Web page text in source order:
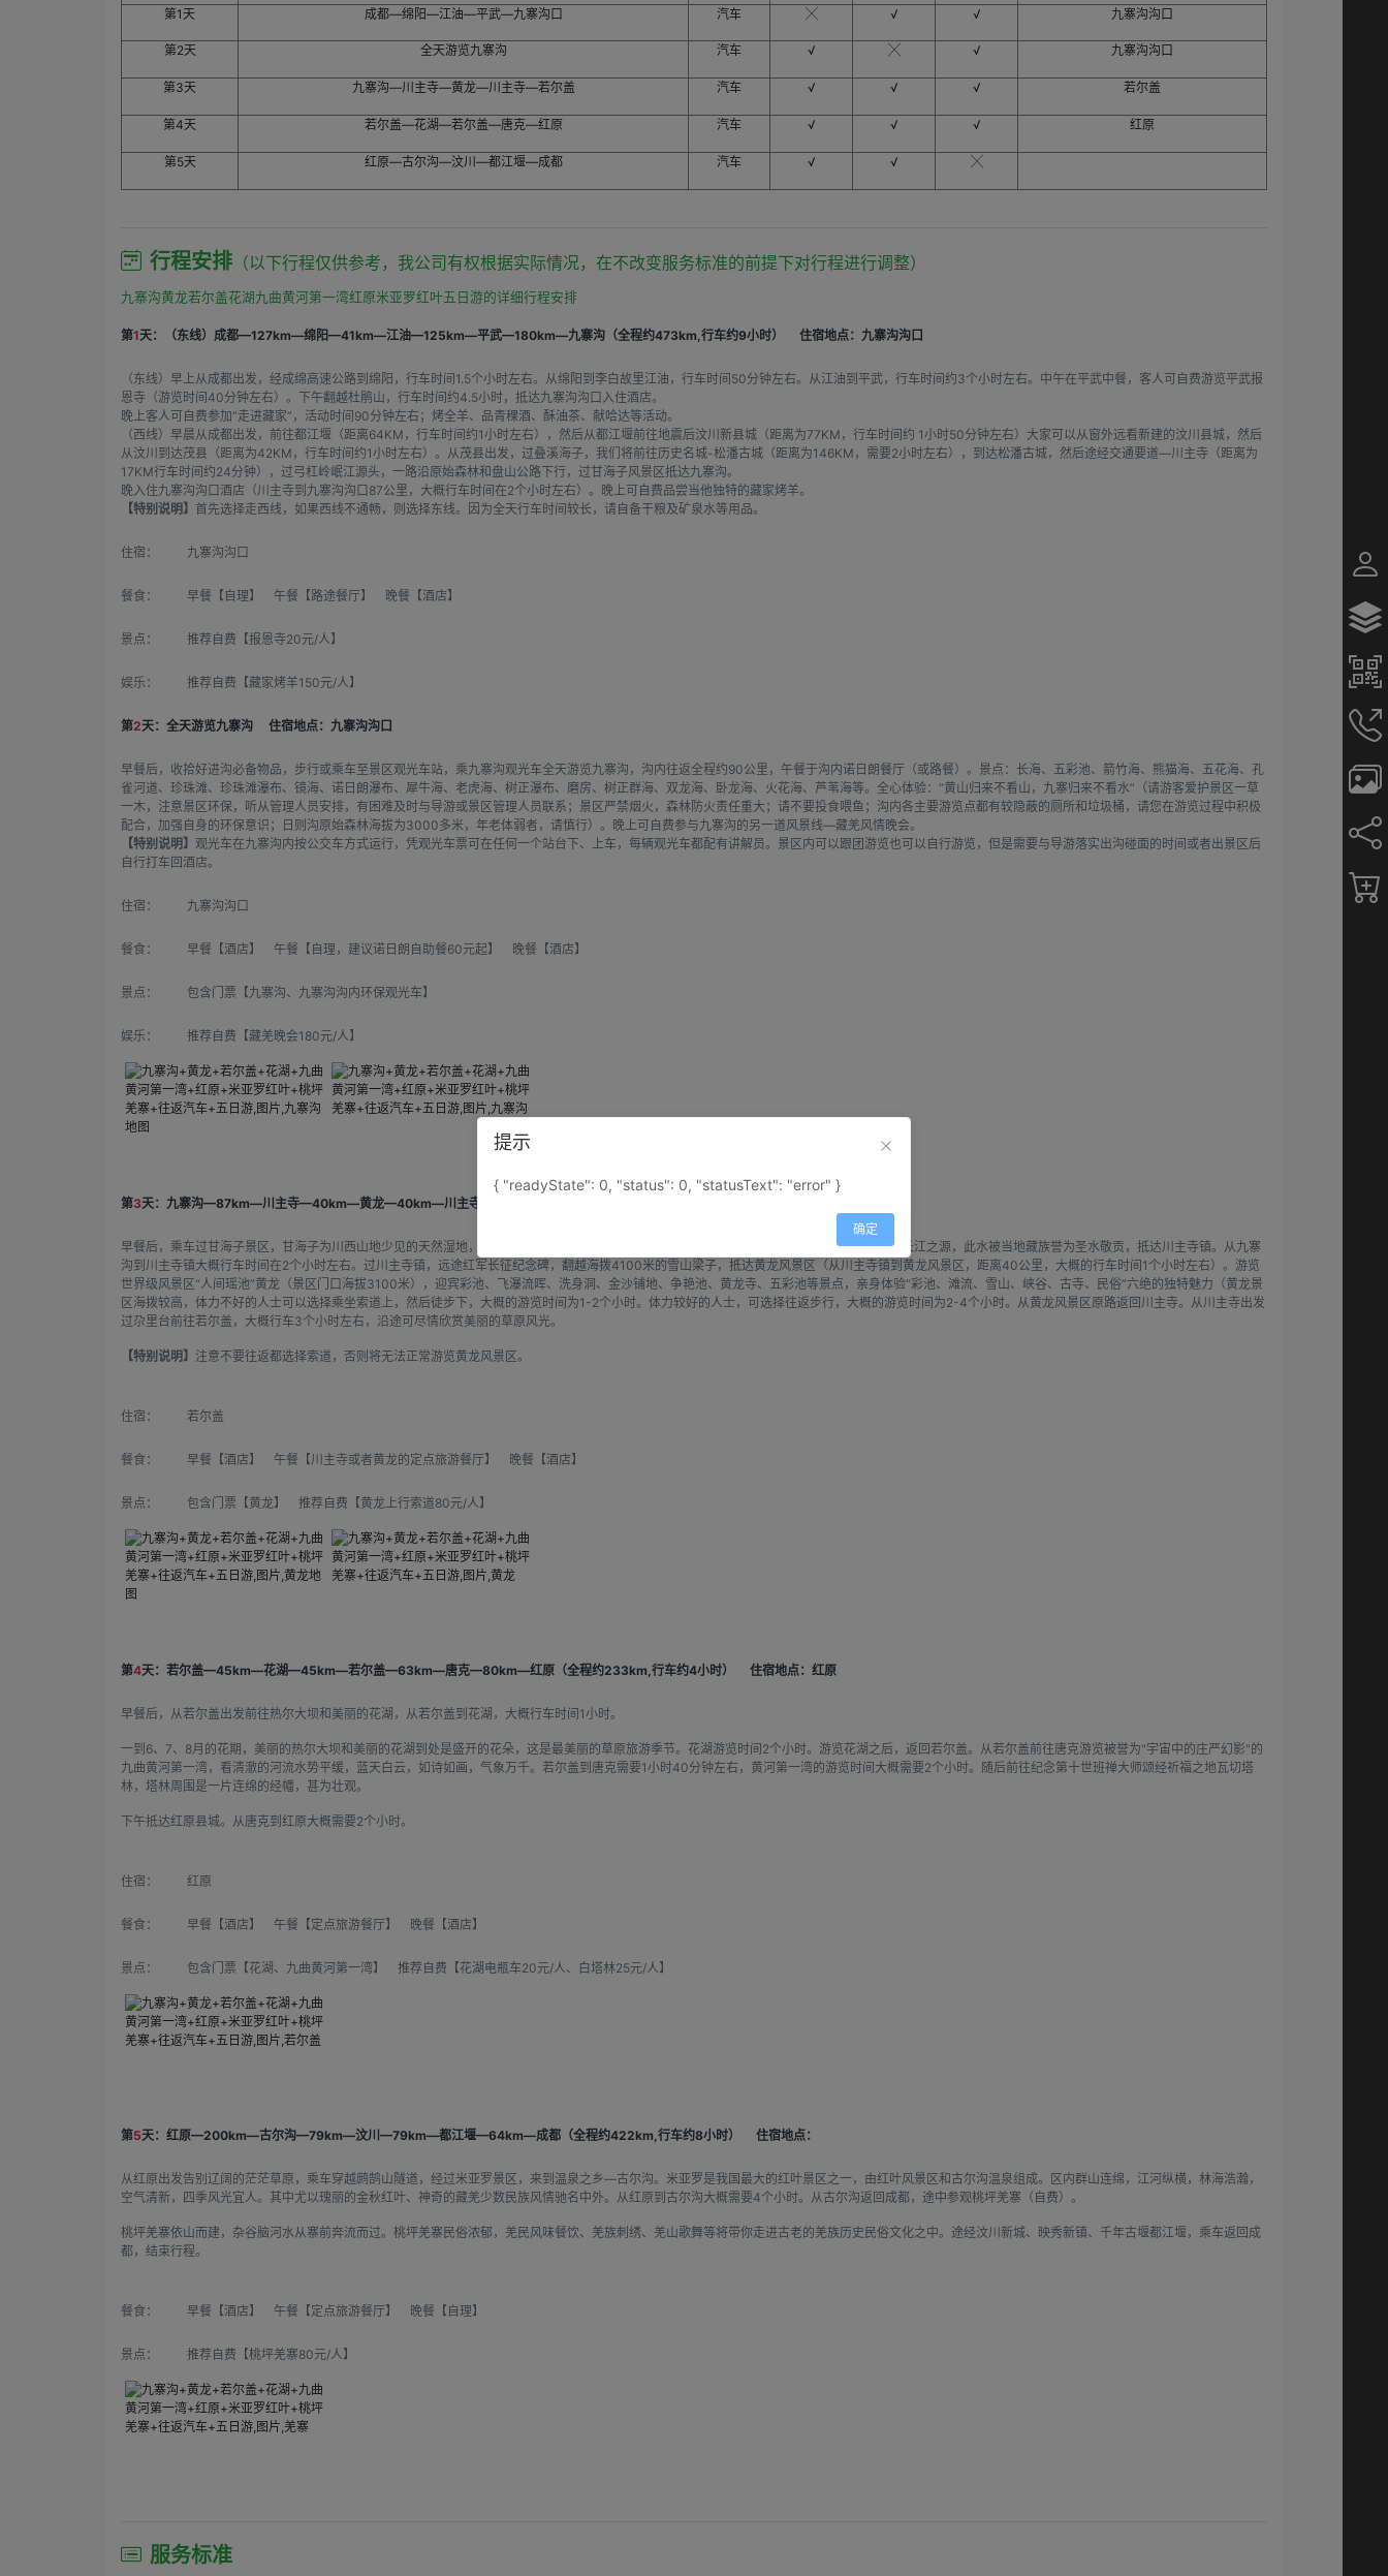
第1天 成都—绵阳—江油—平武—九寨沟口 汽车 ╳ √ √ 九寨沟沟口
第2天 全天游览九寨沟 汽车 √ ╳ √ 九寨沟沟口
第3天 九寨沟—川主寺—黄龙—川主寺—若尔盖 汽车 √ √ √ 若尔盖
第4天 若尔盖—花湖—若尔盖—唐克—红原 汽车 √ √ √ 红原
第5天 红原—古尔沟—汶川—都江堰—成都 汽车 √ √ ╳
行程安排 （以下行程仅供参考，我公司有权根据实际情况，在不改变服务标准的前提下对行程进行调整）
九寨沟黄龙若尔盖花湖九曲黄河第一湾红原米亚罗红叶五日游的详细行程安排
第1天：（东线）成都—127km—绵阳—41km—江油—125km—平武—180km—九寨沟（全程约473km,行车约9小时） 住宿地点：九寨沟沟口
（东线）早上从成都出发，经成绵高速公路到绵阳，行车时间1.5个小时左右。从绵阳到李白故里江油，行车时间50分钟左右。从江油到平武，行车时间约3个小时左右。中午在平武中餐，客人可自费游览平武报
恩寺（游览时间40分钟左右）。下午翻越杜鹃山，行车时间约4.5小时，抵达九寨沟沟口入住酒店。
晚上客人可自费参加“走进藏家”，活动时间90分钟左右；烤全羊、品青稞酒、酥油茶、献哈达等活动。
（西线）早晨从成都出发，前往都江堰（距离64KM，行车时间约1小时左右），然后从都江堰前往地震后汶川新县城（距离为77KM，行车时间约 1小时50分钟左右）大家可以从窗外远看新建的汶川县城，然后
从汶川到达茂县（距离为42KM，行车时间约1小时左右）。从茂县出发，过叠溪海子，我们将前往历史名城-松潘古城（距离为146KM，需要2小时左右），到达松潘古城，然后途经交通要道―川主寺（距离为
17KM行车时间约24分钟），过弓杠岭岷江源头，一路沿原始森林和盘山公路下行，过甘海子风景区抵达九寨沟。
晚入住九寨沟沟口酒店（川主寺到九寨沟沟口87公里，大概行车时间在2个小时左右）。晚上可自费品尝当他独特的藏家烤羊。
【特别说明】 首先选择走西线，如果西线不通畅，则选择东线。因为全天行车时间较长，请自备干粮及矿泉水等用品。
住宿： 九寨沟沟口
餐食： 早餐【自理】 午餐【路途餐厅】 晚餐【酒店】
景点： 推荐自费【报恩寺20元/人】
娱乐： 推荐自费【藏家烤羊150元/人】
第2天：全天游览九寨沟 住宿地点：九寨沟沟口
早餐后，收拾好进沟必备物品，步行或乘车至景区观光车站，乘九寨沟观光车全天游览九寨沟，沟内往返全程约90公里，午餐于沟内诺日朗餐厅（或路餐）。景点：长海、五彩池、箭竹海、熊猫海、五花海、孔
雀河道、珍珠滩、珍珠滩瀑布、镜海、诺日朗瀑布、犀牛海、老虎海、树正瀑布、磨房、树正群海、双龙海、卧龙海、火花海、芦苇海等。全心体验：“黄山归来不看山，九寨归来不看水”（请游客爱护景区一草
一木，注意景区环保，听从管理人员安排，有困难及时与导游或景区管理人员联系；景区严禁烟火，森林防火责任重大；请不要投食喂鱼；沟内各主要游览点都有较隐蔽的厕所和垃圾桶，请您在游览过程中积极
配合，加强自身的环保意识；日则沟原始森林海拔为3000多米，年老体弱者，请慎行）。晚上可自费参与九寨沟的另一道风景线—藏羌风情晚会。
【特别说明】 观光车在九寨沟内按公交车方式运行，凭观光车票可在任何一个站台下、上车，每辆观光车都配有讲解员。景区内可以跟团游览也可以自行游览，但是需要与导游落实出沟碰面的时间或者出景区后
自行打车回酒店。
住宿： 九寨沟沟口
餐食： 早餐【酒店】 午餐【自理，建议诺日朗自助餐60元起】 晚餐【酒店】
景点： 包含门票【九寨沟、九寨沟沟内环保观光车】
娱乐： 推荐自费【藏羌晚会180元/人】
第3天：九寨沟—87km—川主寺—40km—黄龙—40km—川主寺—145km—若尔盖（全程约312km,行车约6小时）
早餐后，乘车过甘海子景区，甘海子为川西山地少见的天然湿地，这里碧水蓝天、绿草如茵、森林茂密、风光秀丽；赴岷江源头弓杠岭；观万里长江之源，此水被当地藏族誉为圣水敬贡，抵达川主寺镇。从九寨
沟到川主寺镇大概行车时间在2个小时左右。过川主寺镇，远途红军长征纪念碑，翻越海拨4100米的雪山梁子，抵达黄龙风景区（从川主寺镇到黄龙风景区，距离40公里，大概的行车时间1个小时左右）。游览
世界级风景区“人间瑶池”黄龙（景区门口海拔3100米），迎宾彩池、飞瀑流晖、洗身洞、金沙铺地、争艳池、黄龙寺、五彩池等景点，亲身体验“彩池、滩流、雪山、峡谷、古寺、民俗”六绝的独特魅力（黄龙景
区海拨较高，体力不好的人士可以选择乘坐索道上，然后徒步下，大概的游览时间为1-2个小时。体力较好的人士，可选择往返步行，大概的游览时间为2-4个小时。从黄龙风景区原路返回川主寺。从川主寺出发
过尕里台前往若尔盖，大概行车3个小时左右，沿途可尽情欣赏美丽的草原风光。
【特别说明】 注意不要往返都选择索道，否则将无法正常游览黄龙风景区。
住宿： 若尔盖
餐食： 早餐【酒店】 午餐【川主寺或者黄龙的定点旅游餐厅】 晚餐【酒店】
景点： 包含门票【黄龙】 推荐自费【黄龙上行索道80元/人】
第4天：若尔盖—45km—花湖—45km—若尔盖—63km—唐克—80km—红原（全程约233km,行车约4小时） 住宿地点：红原
早餐后，从若尔盖出发前往热尔大坝和美丽的花湖，从若尔盖到花湖，大概行车时间1小时。
一到6、7、8月的花期，美丽的热尔大坝和美丽的花湖到处是盛开的花朵，这是最美丽的草原旅游季节。花湖游览时间2个小时。游览花湖之后，返回若尔盖。从若尔盖前往唐克游览被誉为"宇宙中的庄严幻影"的
九曲黄河第一湾，看清澈的河流水势平缓，蓝天白云，如诗如画，气象万千。若尔盖到唐克需要1小时40分钟左右，黄河第一湾的游览时间大概需要2个小时。随后前往纪念第十世班禅大师颂经祈福之地瓦切塔
林，塔林周围是一片连绵的经幡，甚为壮观。
下午抵达红原县城。从唐克到红原大概需要2个小时。
住宿： 红原
餐食： 早餐【酒店】 午餐【定点旅游餐厅】 晚餐【酒店】
景点： 包含门票【花湖、九曲黄河第一湾】 推荐自费【花湖电瓶车20元/人、白塔林25元/人】
第5天：红原—200km—古尔沟—79km—汶川—79km—都江堰—64km—成都（全程约422km,行车约8小时） 住宿地点：
从红原出发告别辽阔的茫茫草原，乘车穿越鹧鹄山隧道，经过米亚罗景区，来到温泉之乡—古尔沟。米亚罗是我国最大的红叶景区之一，由红叶风景区和古尔沟温泉组成。区内群山连绵，江河纵横，林海浩瀚，
空气清新，四季风光宜人。其中尤以瑰丽的金秋红叶、神奇的藏羌少数民族风情驰名中外。从红原到古尔沟大概需要4个小时。从古尔沟返回成都，途中参观桃坪羌寨（自费）。
桃坪羌寨依山而建，杂谷脑河水从寨前奔流而过。桃坪羌寨民俗浓郁，羌民风味餐饮、羌族刺绣、羌山歌舞等将带你走进古老的羌族历史民俗文化之中。途经汶川新城、映秀新镇、千年古堰都江堰，乘车返回成
都，结束行程。
餐食： 早餐【酒店】 午餐【定点旅游餐厅】 晚餐【自理】
景点： 推荐自费【桃坪羌寨80元/人】
服务标准
提示
{ "readyState": 0, "status": 0, "statusText": "error" }
确定